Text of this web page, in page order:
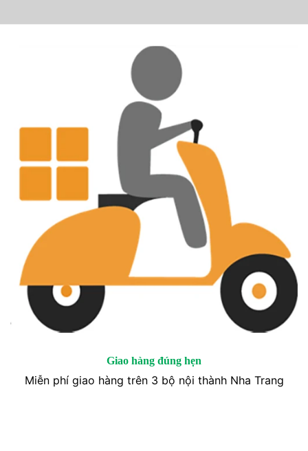
Giao hàng đúng hẹn
Miễn phí giao hàng trên 3 bộ nội thành Nha Trang